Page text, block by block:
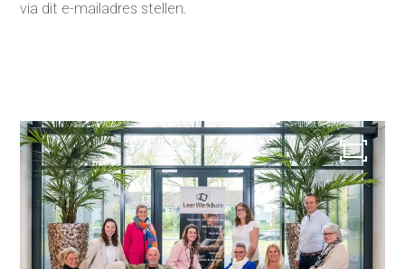
Uitkeringsinstantie
Outplacement
2e Spoortraject
Mediation bij
conflictsituaties
Maatschappelijk
Verantwoord Ondernemen
Ons testcentrum
LeerWerkburo
Team
via dit e-mailadres stellen.